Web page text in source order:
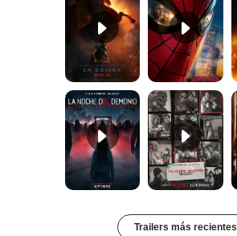
Primer Tráiler Oficial Subtitulado de 'Una última aventura: Detrás de cámaras de Stranger Things 5'
Trailers más recientes